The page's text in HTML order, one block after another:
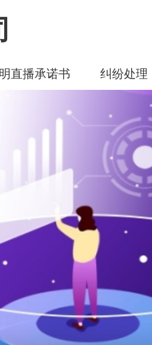
直播承诺书 纠纷处理